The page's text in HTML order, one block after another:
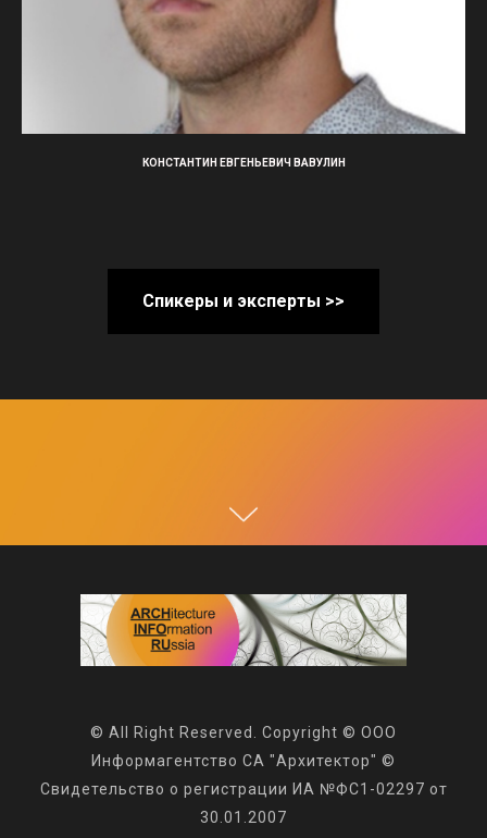
КОНСТАНТИН ЕВГЕНЬЕВИЧ ВАВУЛИН
Спикеры и эксперты >>
© All Right Reserved. Copyright © ООО
Информагентство СА "Архитектор" ©
Свидетельство о регистрации ИА №ФС1-02297 от
30.01.2007